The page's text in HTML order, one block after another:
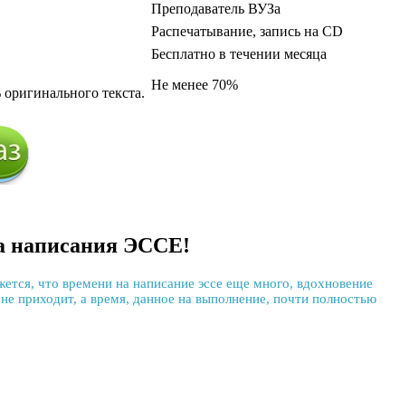
Преподаватель ВУЗа
Распечатывание, запись на CD
Бесплатно в течении месяца
текста.
Не менее 70%
написания ЭССЕ!
что времени на написание эссе еще много, вдохновение
приходит, а время, данное на выполнение, почти полностью